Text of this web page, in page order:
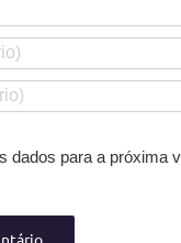
dados para a próxima